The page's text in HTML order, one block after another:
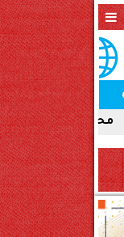
واقعة ردم نهر